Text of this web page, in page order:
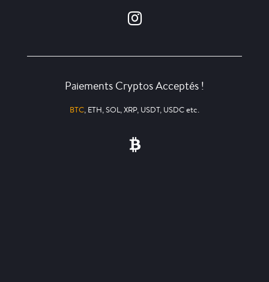
Paiements Cryptos Acceptés !
BTC, ETH, SOL, XRP, USDT, USDC etc.